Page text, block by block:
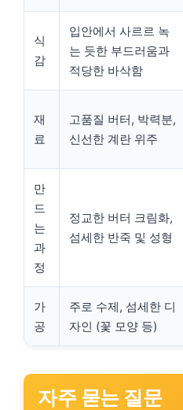
식
감
입안에서 사르르 녹
는 듯한 부드러움과
적당한 바삭함
재
료
고품질 버터, 박력분,
신선한 계란 위주
만
드
는
과
정
정교한 버터 크림화,
섬세한 반죽 및 성형
가
공
주로 수제, 섬세한 디
자인 (꽃 모양 등)
자주 묻는 질문